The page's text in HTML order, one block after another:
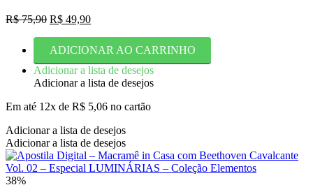
R$75,90 O
original
era:
R$ 75,90.
R$ 49,90O
atual
é:
R$ 49,90.
ADICIONAR AO CARRINHO
Adicionar a lista de desejos
Adicionar a lista de desejos
Em até 12x de R$ 5,06 no cartão
Adicionar a lista de desejos
Adicionar a lista de desejos
38%